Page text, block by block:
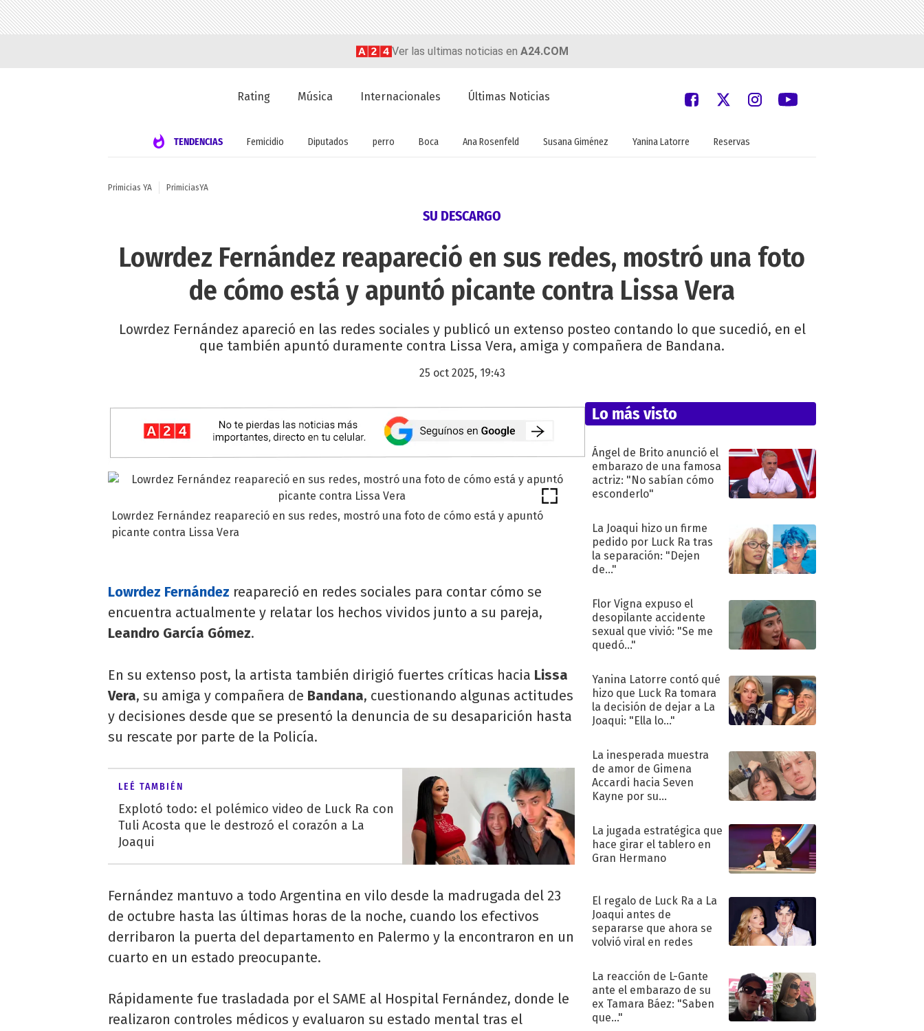
Ver las ultimas noticias en A24.COM
Rating Música Internacionales Últimas Noticias
TENDENCIAS Femicidio Diputados perro Boca Ana Rosenfeld Susana Giménez Yanina Latorre Reservas
Primicias YA PrimiciasYA
SU DESCARGO
Lowrdez Fernández reapareció en sus redes, mostró una foto
de cómo está y apuntó picante contra Lissa Vera
Lowrdez Fernández apareció en las redes sociales y publicó un extenso posteo contando lo que sucedió, en el
que también apuntó duramente contra Lissa Vera, amiga y compañera de Bandana.
25 oct 2025, 19:43
Lowrdez Fernández reapareció en sus redes, mostró una foto de cómo está y apuntó
picante contra Lissa Vera
Lowrdez Fernández reapareció en redes sociales para contar cómo se
encuentra actualmente y relatar los hechos vividos junto a su pareja,
Leandro García Gómez.
En su extenso post, la artista también dirigió fuertes críticas hacia Lissa
Vera, su amiga y compañera de Bandana, cuestionando algunas actitudes
y decisiones desde que se presentó la denuncia de su desaparición hasta
su rescate por parte de la Policía.
LEÉ TAMBIÉN
Explotó todo: el polémico video de Luck Ra con
Tuli Acosta que le destrozó el corazón a La
Joaqui
Fernández mantuvo a todo Argentina en vilo desde la madrugada del 23
de octubre hasta las últimas horas de la noche, cuando los efectivos
derribaron la puerta del departamento en Palermo y la encontraron en un
cuarto en un estado preocupante.
Rápidamente fue trasladada por el SAME al Hospital Fernández, donde le
realizaron controles médicos y evaluaron su estado mental tras el
Lo más visto
Ángel de Brito anunció el
embarazo de una famosa
actriz: "No sabían cómo
esconderlo"
La Joaqui hizo un firme
pedido por Luck Ra tras
la separación: "Dejen
de..."
Flor Vigna expuso el
desopilante accidente
sexual que vivió: "Se me
quedó..."
Yanina Latorre contó qué
hizo que Luck Ra tomara
la decisión de dejar a La
Joaqui: "Ella lo..."
La inesperada muestra
de amor de Gimena
Accardi hacia Seven
Kayne por su
La jugada estratégica que
hace girar el tablero en
Gran Hermano
El regalo de Luck Ra a La
Joaqui antes de
separarse que ahora se
volvió viral en redes
La reacción de L-Gante
ante el embarazo de su
ex Tamara Báez: "Saben
que..."